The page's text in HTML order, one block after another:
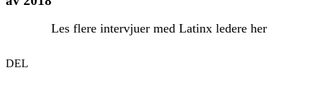
Les flere intervjuer med Latinx ledere her
DEL